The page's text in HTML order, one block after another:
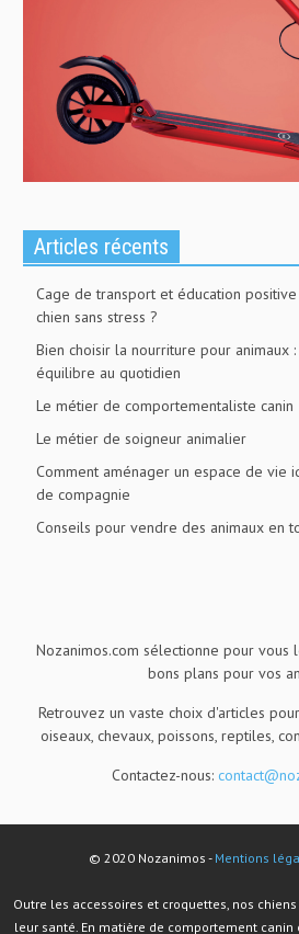
Articles récents
Cage de transport et éducation
chien sans stress ?
Bien choisir la nourriture pour animaux
équilibre au quotidien
Le métier de comportementaliste canin
Le métier de soigneur animalier
Comment aménager un espace de vie
de compagnie
Conseils pour vendre des animaux en
Nozanimos.com sélectionne pour
bons plans pour vos
Retrouvez un vaste choix d'articles
oiseaux, chevaux, poissons, reptiles,
Contactez-nous:
© 2020 Nozanimos - Mentions
Outre les accessoires et croquettes, nos
leur santé. En matière de comportement canin